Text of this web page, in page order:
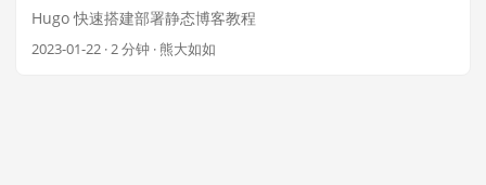
Hugo 快速搭建部署静态博客教程
2023-01-22 · 2 分钟 · 熊大如如